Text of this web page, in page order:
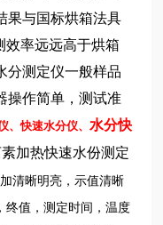
果与国标烘箱法具
效率远远高于烘箱
分测定仪一般样品
操作简单，测试准
、快速水分仪、 水分快
素加热快速水份测定
清晰明亮，示值清晰
终值，测定时间，温度